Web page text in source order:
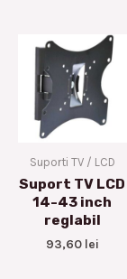
Suporti TV / LCD
Suport TV LCD
14-43 inch
reglabil
93,60 lei